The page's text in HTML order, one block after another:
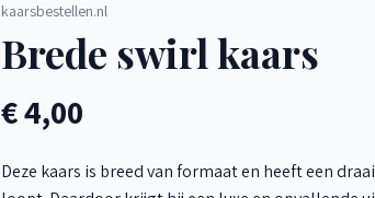
kaarsbestellen.nl
Brede swirl kaars
€ 4,00
Deze kaars is breed van formaat en heeft een